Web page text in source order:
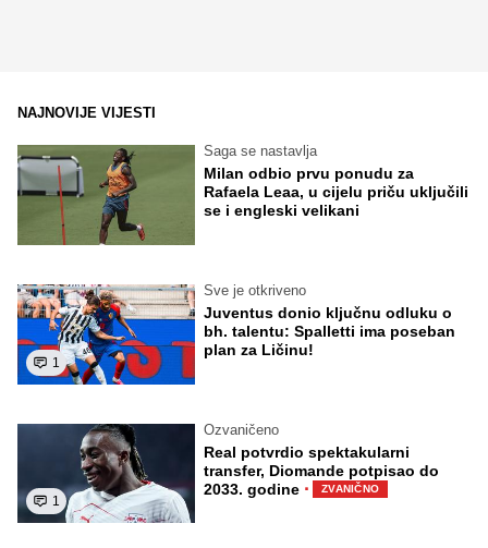
NAJNOVIJE VIJESTI
Saga se nastavlja
Milan odbio prvu ponudu za
Rafaela Leaa, u cijelu priču uključili
se i engleski velikani
1
Sve je otkriveno
Juventus donio ključnu odluku o
bh. talentu: Spalletti ima poseban
plan za Ličinu!
1
Ozvaničeno
Real potvrdio spektakularni
transfer, Diomande potpisao do
2033. godine · ZVANIČNO